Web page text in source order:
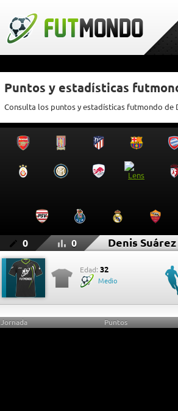
Puntos y estadísticas
Consulta los puntos y estadísticas futmondo de
0 0 Denis Suárez
Edad: 32
Medio
Jornada Puntos